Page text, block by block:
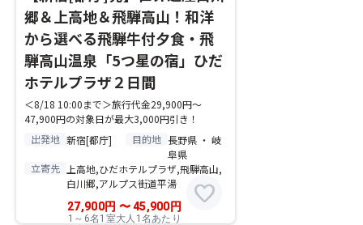
郷＆上高地＆飛騨高山！和洋
から選べる飛騨牛付夕食・飛
騨高山温泉「5つ星の宿」ひだ
ホテルプラザ２日間
＜8/18 10:00まで＞旅行代金29,900円～
47,900円の対象日が最大3,000円引き！
出発地 新宿[都庁] 目的地 長野県 ・ 岐
阜県
立寄先
上高地,ひだホテルプラザ,飛騨高山,
白川郷,アルプス街道平湯
27,900円 〜45,900円
1～6名1室大人1名あたり
favorite